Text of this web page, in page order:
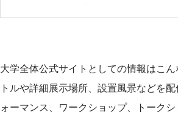
大学全体公式サイトとしての情報はこ
トルや詳細展示場所、設置風景などを
ォーマンス、ワークショップ、トーク